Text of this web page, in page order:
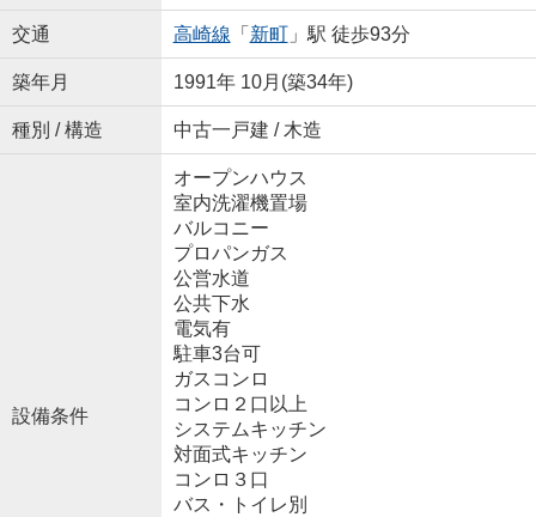
交通 高崎線 「 新町」駅 徒歩93分
築年月 1991年 10月(築34年)
種別 / 構造 中古一戸建 / 木造
設備条件
オープンハウス
室内洗濯機置場
バルコニー
プロパンガス
公営水道
公共下水
電気有
駐車3台可
ガスコンロ
コンロ２口以上
システムキッチン
対面式キッチン
コンロ３口
バス・トイレ別